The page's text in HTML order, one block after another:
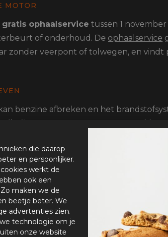
MOTOR
gratis ophaalservice tussen 1 november
of onderhoud. De ophaalservice
zonder veerpont of tolwegen, en vindt
benzine afbreken en het
en voeg een
dit
toevoegen als
WINTERSTALLING
in de winter?
Motoren voor veilige stalling. Wij
van de accu en banden.
die daarop
en persoonlijker.
werkt de
ook een
maken we de
beetje beter. We
advertenties zien.
technologie om je
onze website